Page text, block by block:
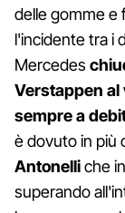
delle gomme e
l'incidente tra i
Mercedes
Verstappen al
sempre a
è dovuto in più
Antonelliche
superando